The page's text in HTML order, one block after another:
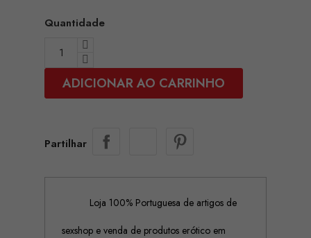
Quantidade
ADICIONAR AO CARRINHO
Partilhar
Loja 100% Portuguesa de artigos de
sexshop e venda de produtos erótico em